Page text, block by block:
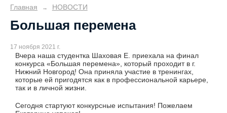
Главная → НОВОСТИ
Большая перемена
17 ноября 2021 г.
Вчера наша студентка Шаховая Е. приехала на финал
конкурса «Большая перемена», который проходит в г.
Нижний Новгород! Она приняла участие в тренингах,
которые ей пригодятся как в профессиональной карьере,
так и в личной жизни.
Сегодня стартуют конкурсные испытания! Пожелаем